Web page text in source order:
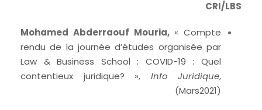
CRI/LBS
Mohamed Abderraouf Mouria, « Compte
rendu de la journée d’études organisée par
Law & Business School : COVID-19 : Quel
contentieux juridique? », Info Juridique,
(Mars2021)